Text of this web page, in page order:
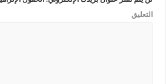
التعليق